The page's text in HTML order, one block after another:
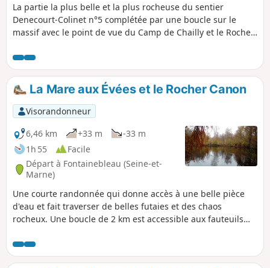
La partie la plus belle et la plus rocheuse du sentier
Denecourt-Colinet n°5 complétée par une boucle sur le
massif avec le point de vue du Camp de Chailly et le Rocher
circonvolutions dans les parcours de rochers des sentiers
Denecourt-Colinet. Comptez 19 km et 400 m de dénivelé
positif.La Mare aux Évées et le Rocher Canon
Visorandonneur
6,46 km
+33 m
-33 m
1h 55
Facile
Départ à Fontainebleau (Seine-et-
Marne)
Une courte randonnée qui donne accès à une belle pièce
d'eau et fait traverser de belles futaies et des chaos
rocheux. Une boucle de 2 km est accessible aux fauteuils